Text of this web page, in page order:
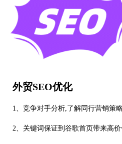
外贸SEO优化
1、竞争对手分析,了解同行营销策
2、关键词保证到谷歌首页带来高